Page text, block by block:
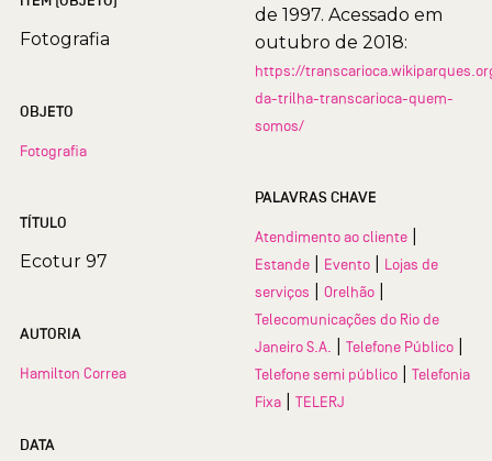
Fotografia
OBJETO
Fotografia
TÍTULO
Ecotur 97
AUTORIA
Hamilton Correa
DATA
de 1997. Acessado em
outubro de 2018:
https://
da-trilha-transcarioca-quem-
somos/
PALAVRAS CHAVE
Atendimento ao cliente
Estande Evento
Lojas de
serviços
Orelhão
Telecomunicações do Rio de
Janeiro S.A.
Telefone Público
Telefone semi público
Telefonia
Fixa
TELERJ